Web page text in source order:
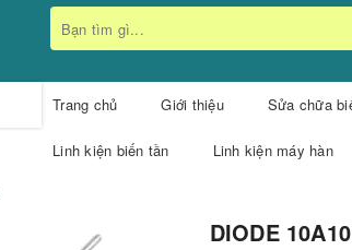
Trang chủ Giới thiệu Sửa chữa
Linh kiện biến tần Linh kiện máy hàn
DIODE 10A10